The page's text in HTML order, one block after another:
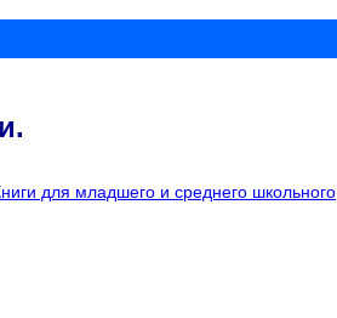
для младшего и среднего школьного